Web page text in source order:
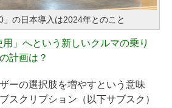
の日本導入は2024年とのこと
」へという新しいクルマの乗り
計画は？
ーの選択肢を増やすという意味
スクリプション（以下サブスク）